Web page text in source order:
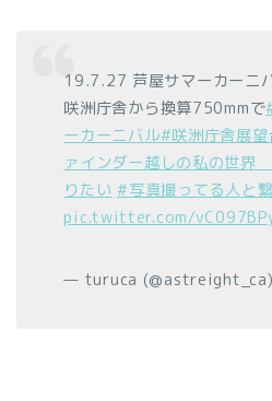
19.7.27 芦屋サマーカーニ
咲洲庁舎から換算750mmで
ーカーニバル#咲洲庁舎展望
ァインダー越しの私の世界ᅠ
りたい #写真撮ってる人と
pic.twitter.com/
— turuca